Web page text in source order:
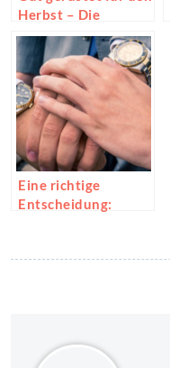
Herbst – Die
Parajumpers Jacke
Eine richtige
Entscheidung: